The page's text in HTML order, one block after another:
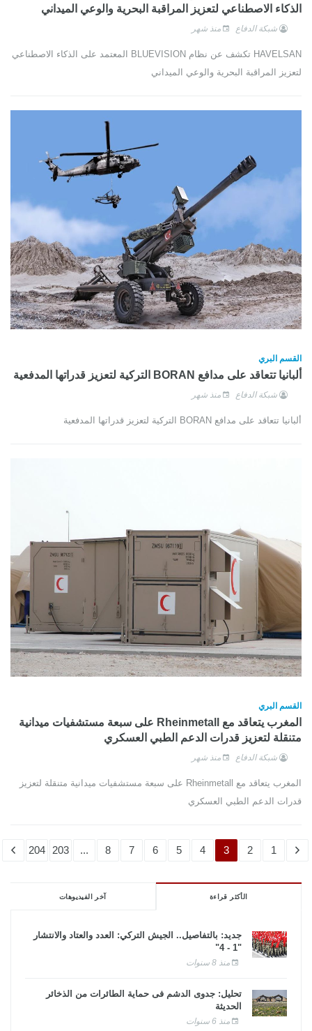
الذكاء الاصطناعي لتعزيز المراقبة البحرية والوعي الميداني
شبكة الدفاع منذ شهر
HAVELSAN تكشف عن نظام BLUEVISION المعتمد على الذكاء الاصطناعي
لتعزيز المراقبة البحرية والوعي الميداني
القسم البري
ألبانيا تتعاقد على مدافع BORAN التركية لتعزيز قدراتها المدفعية
شبكة الدفاع منذ شهر
ألبانيا تتعاقد على مدافع BORAN التركية لتعزيز قدراتها المدفعية
القسم البري
المغرب يتعاقد مع Rheinmetall على سبعة مستشفيات ميدانية
متنقلة لتعزيز قدرات الدعم الطبي العسكري
شبكة الدفاع منذ شهر
المغرب يتعاقد مع Rheinmetall على سبعة مستشفيات ميدانية متنقلة لتعزيز
قدرات الدعم الطبي العسكري
1
2
3
4
5
6
7
8
...
203
204
الأكثر قراءة آخر الفيديوهات
جديد: بالتفاصيل.. الجيش التركي: العدد والعتاد والانتشار
"1 - 4"
منذ 8 سنوات
تحليل: جدوى الدشم فى حماية الطائرات من الذخائر
الحديثة
منذ 6 سنوات